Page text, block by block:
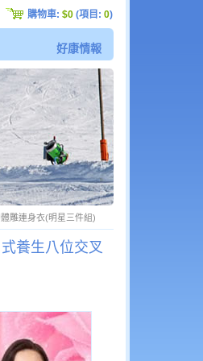
好康情報
雕連身衣(明星三件組)
養生八位交叉
購物車: $0 (項目: 0)